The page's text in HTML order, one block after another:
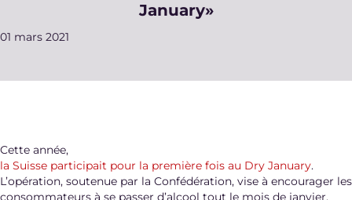
January»
01 mars 2021
Cette année,
la Suisse participait pour la première fois au Dry January.
L’opération, soutenue par la Confédération, vise à encourager les
consommateurs à se passer d’alcool tout le mois de janvier.